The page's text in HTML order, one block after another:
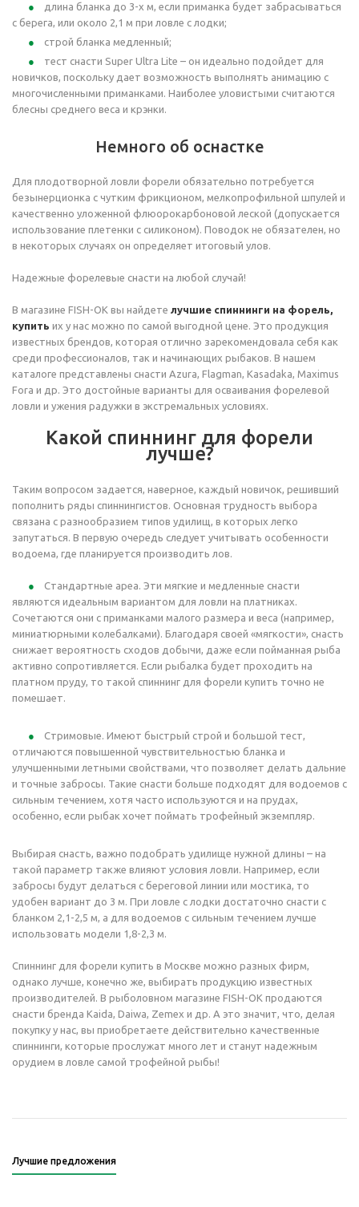
длина бланка до 3-х м, если приманка будет забрасываться
с берега, или около 2,1 м при ловле с лодки;
строй бланка медленный;
тест снасти Super Ultra Lite – он идеально подойдет для
новичков, поскольку дает возможность выполнять анимацию с
многочисленными приманками. Наиболее уловистыми считаются
блесны среднего веса и крэнки.
Немного об оснастке
Для плодотворной ловли форели обязательно потребуется
безынерционка с чутким фрикционом, мелкопрофильной шпулей и
качественно уложенной флюорокарбоновой леской (допускается
использование плетенки с силиконом). Поводок не обязателен, но
в некоторых случаях он определяет итоговый улов.
Надежные форелевые снасти на любой случай!
В магазине FISH-OK вы найдете лучшие спиннинги на форель,
купить их у нас можно по самой выгодной цене. Это продукция
известных брендов, которая отлично зарекомендовала себя как
среди профессионалов, так и начинающих рыбаков. В нашем
каталоге представлены снасти Azura, Flagman, Kasadaka, Maximus
Fora и др. Это достойные варианты для осваивания форелевой
ловли и ужения радужки в экстремальных условиях.
Какой спиннинг для форели
лучше?
Таким вопросом задается, наверное, каждый новичок, решивший
пополнить ряды спиннингистов. Основная трудность выбора
связана с разнообразием типов удилищ, в которых легко
запутаться. В первую очередь следует учитывать особенности
водоема, где планируется производить лов.
Стандартные ареа. Эти мягкие и медленные снасти
являются идеальным вариантом для ловли на платниках.
Сочетаются они с приманками малого размера и веса (например,
миниатюрными колебалками). Благодаря своей «мягкости», снасть
снижает вероятность сходов добычи, даже если пойманная рыба
активно сопротивляется. Если рыбалка будет проходить на
платном пруду, то такой спиннинг для форели купить точно не
помешает.
Стримовые. Имеют быстрый строй и большой тест,
отличаются повышенной чувствительностью бланка и
улучшенными летными свойствами, что позволяет делать дальние
и точные забросы. Такие снасти больше подходят для водоемов с
сильным течением, хотя часто используются и на прудах,
особенно, если рыбак хочет поймать трофейный экземпляр.
Выбирая снасть, важно подобрать удилище нужной длины – на
такой параметр также влияют условия ловли. Например, если
забросы будут делаться с береговой линии или мостика, то
удобен вариант до 3 м. При ловле с лодки достаточно снасти с
бланком 2,1-2,5 м, а для водоемов с сильным течением лучше
использовать модели 1,8-2,3 м.
Спиннинг для форели купить в Москве можно разных фирм,
однако лучше, конечно же, выбирать продукцию известных
производителей. В рыболовном магазине FISH-OK продаются
снасти бренда Kaida, Daiwa, Zemex и др. А это значит, что, делая
покупку у нас, вы приобретаете действительно качественные
спиннинги, которые прослужат много лет и станут надежным
орудием в ловле самой трофейной рыбы!
Лучшие предложения